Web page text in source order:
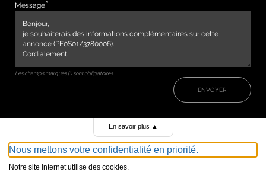
Message
Les champs marqués (*) sont obligatoires
ENVOYER
En savoir plus ▲
Nous mettons votre confidentialité en priorité.
Notre site Internet utilise des cookies.